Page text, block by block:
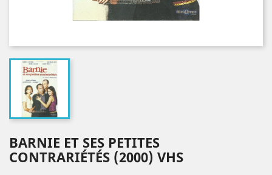
BARNIE ET SES PETITES
CONTRARIÉTÉS (2000) VHS